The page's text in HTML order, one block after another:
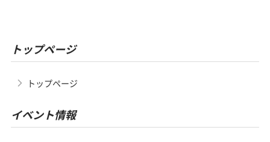
トップページ
トップページ
イベント情報